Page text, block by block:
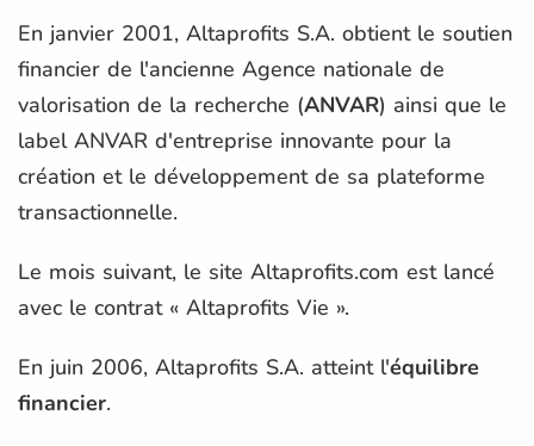
En janvier 2001, Altaprofits S.A. obtient le soutien
financier de l'ancienne Agence nationale de
valorisation de la recherche (ANVAR) ainsi que le
label ANVAR d'entreprise innovante pour la
création et le développement de sa plateforme
transactionnelle.
Le mois suivant, le site Altaprofits.com est lancé
avec le contrat « Altaprofits Vie ».
En juin 2006, Altaprofits S.A. atteint l'équilibre
financier.